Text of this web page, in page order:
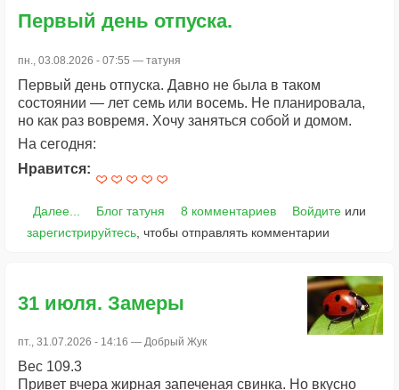
Первый день отпуска.
пн., 03.08.2026 - 07:55 — татуня
Первый день отпуска. Давно не была в таком
состоянии — лет семь или восемь. Не планировала,
но как раз вовремя. Хочу заняться собой и домом.
На сегодня:
Нравится:
Далее... Блог татуня 8 комментариев Войдитеили
зарегистрируйтесь , чтобы отправлять комментарии
31 июля. Замеры
пт., 31.07.2026 - 14:16 — Добрый Жук
Вес 109.3
Привет вчера жирная запеченая свинка. Но вкусно